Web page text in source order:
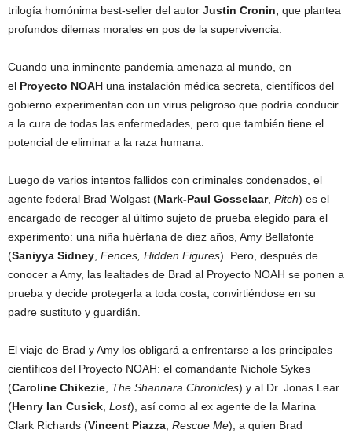
trilogía homónima best-seller del autor Justin Cronin, que plantea
profundos dilemas morales en pos de la supervivencia.
Cuando una inminente pandemia amenaza al mundo, en
el Proyecto NOAH una instalación médica secreta, científicos del
gobierno experimentan con un virus peligroso que podría conducir
a la cura de todas las enfermedades, pero que también tiene el
potencial de eliminar a la raza humana.
Luego de varios intentos fallidos con criminales condenados, el
agente federal Brad Wolgast (Mark-Paul Gosselaar, Pitch) es el
encargado de recoger al último sujeto de prueba elegido para el
experimento: una niña huérfana de diez años, Amy Bellafonte
(Saniyya Sidney Fences, Hidden Figures). Pero, después de
conocer a Amy, las lealtades de Brad al Proyecto NOAH se ponen a
prueba y decide protegerla a toda costa, convirtiéndose en su
padre sustituto y guardián.
El viaje de Brad y Amy los obligará a enfrentarse a los principales
científicos del Proyecto NOAH: el comandante Nichole Sykes
(Caroline Chikezie The Shannara Chronicles) y al Dr. Jonas Lear
(Henry Ian Cusick Lost), así como al ex agente de la Marina
Clark Richards (Vincent Piazza Rescue Me), a quien Brad